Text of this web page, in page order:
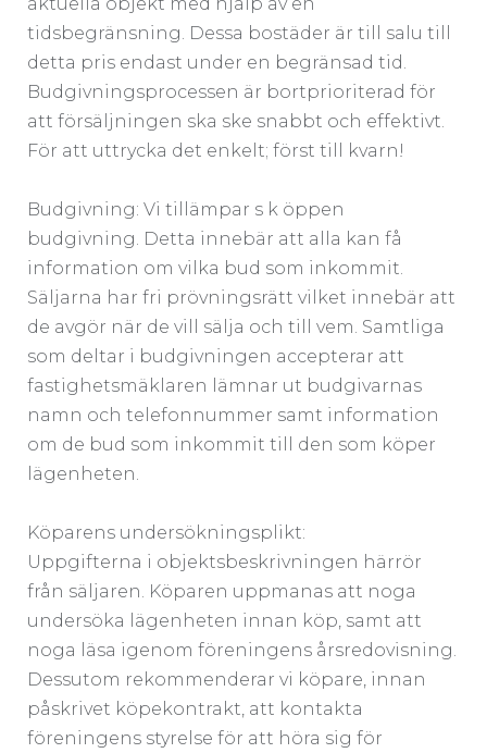
tidsbegränsning. Dessa bostäder är till salu till
detta pris endast under en begränsad tid.
Budgivningsprocessen är bortprioriterad för
att försäljningen ska ske snabbt och effektivt.
För att uttrycka det enkelt; först till kvarn!
Budgivning: Vi tillämpar s k öppen
budgivning. Detta innebär att alla kan få
information om vilka bud som inkommit.
Säljarna har fri prövningsrätt vilket innebär att
de avgör när de vill sälja och till vem. Samtliga
som deltar i budgivningen accepterar att
fastighetsmäklaren lämnar ut budgivarnas
namn och telefonnummer samt information
om de bud som inkommit till den som köper
lägenheten.
Köparens undersökningsplikt:
Uppgifterna i objektsbeskrivningen härrör
från säljaren. Köparen uppmanas att noga
undersöka lägenheten innan köp, samt att
noga läsa igenom föreningens årsredovisning.
Dessutom rekommenderar vi köpare, innan
påskrivet köpekontrakt, att kontakta
föreningens styrelse för att höra sig för